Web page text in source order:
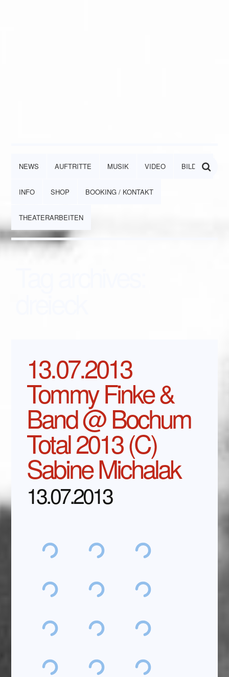
NEWS AUFTRITTE MUSIK VIDEO BILDER
INFO SHOP BOOKING / KONTAKT
THEATERARBEITEN
13.07.2013
Tommy Finke &
Band @ Bochum
Total 2013 (C)
Sabine Michalak
13.07.2013